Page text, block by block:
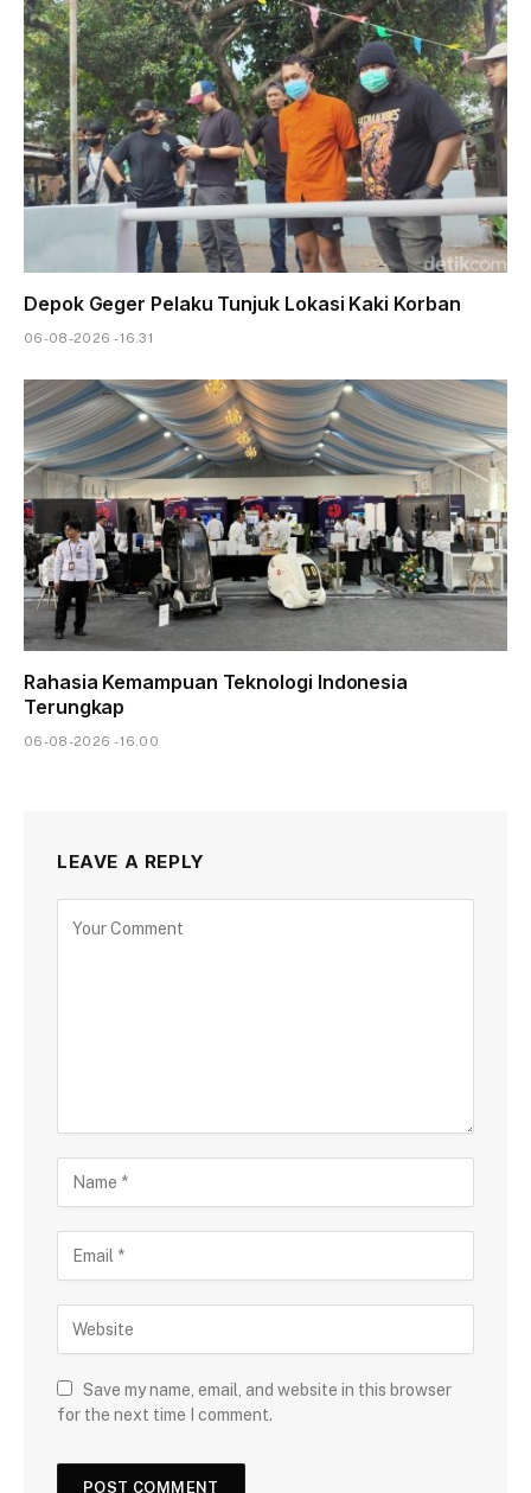
Depok Geger Pelaku Tunjuk Lokasi Kaki Korban
06-08-2026 - 16.31
Rahasia Kemampuan Teknologi Indonesia
Terungkap
06-08-2026 - 16.00
LEAVE A REPLY
Save my name, email, and website in this browser
for the next time I comment.